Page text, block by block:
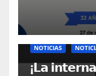
NOTICIAS
¡𝗟𝗮